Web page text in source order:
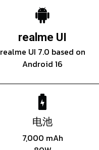
realme UI
realme UI 7.0 based on
Android 16
电池
7,000 mAh